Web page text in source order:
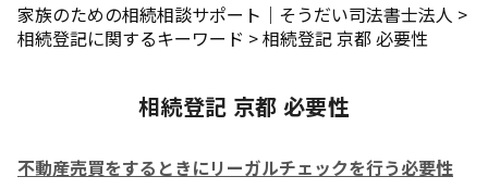
家族のための相続相談サポート｜そうだい司法書士法人 >
相続登記に関するキーワード >相続登記 京都 必要性
相続登記 京都 必要性
不動産売買をするときにリーガルチェックを行う必要性